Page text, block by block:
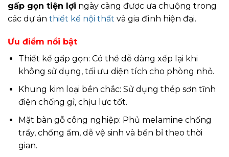
gấp gọn tiện lợi ngày càng được ưa chuộng trong
các dự án thiết kế nội thất và gia đình hiện đại.
Ưu điểm nổi bật
Thiết kế gấp gọn: Có thể dễ dàng xếp lại khi
không sử dụng, tối ưu diện tích cho phòng nhỏ.
Khung kim loại bền chắc: Sử dụng thép sơn tĩnh
điện chống gỉ, chịu lực tốt.
Mặt bàn gỗ công nghiệp: Phủ melamine chống
trầy, chống ẩm, dễ vệ sinh và bền bỉ theo thời
gian.